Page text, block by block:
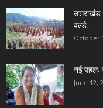
वर्ल्ड...
October
नई पहलः
June 12,